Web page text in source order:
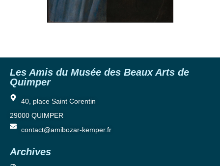
Les Amis du Musée des Beaux Arts de
Quimper
40, place Saint Corentin
29000 QUIMPER
contact@amibozar-kemper.fr
Archives